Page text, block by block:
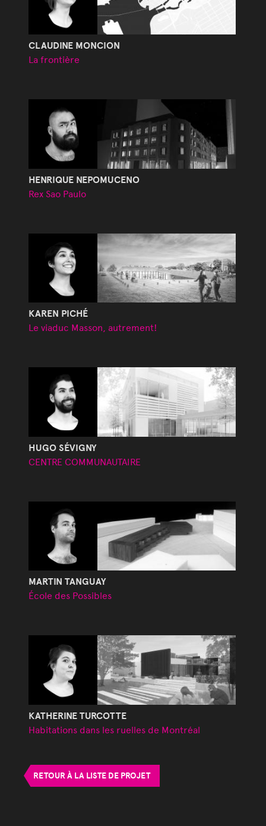
CLAUDINE MONCION
La frontière
HENRIQUE NEPOMUCENO
Rex Sao Paulo
KAREN PICHÉ
Le viaduc Masson, autrement!
HUGO SÉVIGNY
CENTRE COMMUNAUTAIRE
MARTIN TANGUAY
École des Possibles
KATHERINE TURCOTTE
Habitations dans les ruelles de Montréal
RETOUR À LA LISTE DE PROJET